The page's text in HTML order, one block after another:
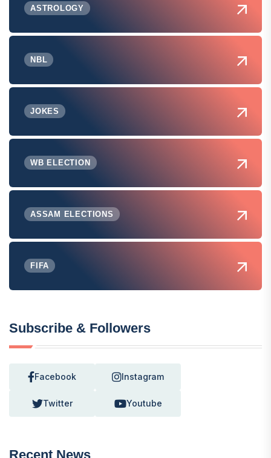
ASTROLOGY
NBL
JOKES
WB ELECTION
ASSAM ELECTIONS
FIFA
Subscribe & Followers
Facebook Instagram
Twitter Youtube
Recent News